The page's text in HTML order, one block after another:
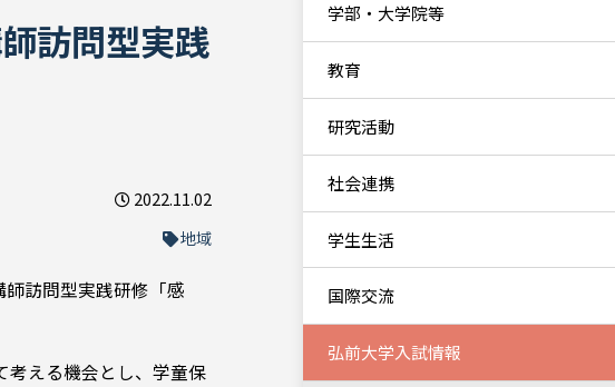
訪問型実践
2022.11.02
地域
訪問型実践研修「感
考える機会とし、学童保
学部・大学院等
教育
研究活動
社会連携
学生生活
国際交流
弘前大学入試情報